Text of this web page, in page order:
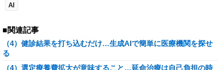
AI
■関連記事
（4）健診結果を打ち込むだけ…生成AIで簡単に医療機関を探せ
る
（4）選定療養費拡大が意味すること…延命治療は自己負担の時